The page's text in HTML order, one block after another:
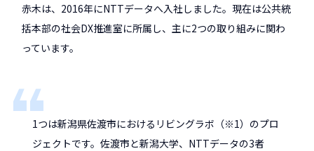
赤木は、2016年にNTTデータへ入社しました。現在は公共統
括本部の社会DX推進室に所属し、主に2つの取り組みに関わ
っています。
1つは新潟県佐渡市におけるリビングラボ（※1）のプロ
ジェクトです。佐渡市と新潟大学、NTTデータの3者